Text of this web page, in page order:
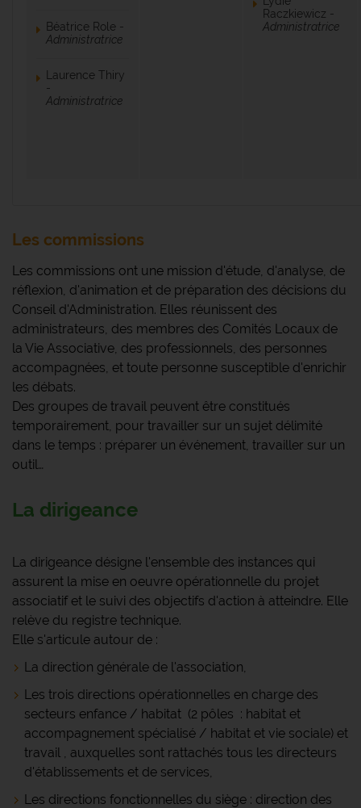
Béatrice Role -
Administratrice
Laurence Thiry
-
Administratrice
Raczkiewicz -
Administratrice
Les commissions
Les commissions ont une mission d'étude, d'analyse, de
réflexion, d'animation et de préparation des décisions du
Conseil d'Administration. Elles réunissent des
administrateurs, des membres des Comités Locaux de
la Vie Associative, des professionnels, des personnes
accompagnées, et toute personne susceptible d'enrichir
les débats.
Des groupes de travail peuvent être constitués
temporairement, pour travailler sur un sujet délimité
dans le temps : préparer un événement, travailler sur un
outil…
La dirigeance
La dirigeance désigne l'ensemble des instances qui
assurent la mise en oeuvre opérationnelle du projet
associatif et le suivi des objectifs d'action à atteindre. Elle
relève du registre technique.
Elle s'articule autour de :
La direction générale de l'association,
Les trois directions opérationnelles en charge des
secteurs enfance / habitat (2 pôles : habitat et
accompagnement spécialisé / habitat et vie sociale) et
travail , auxquelles sont rattachés tous les directeurs
d'établissements et de services,
Les directions fonctionnelles du siège : direction des